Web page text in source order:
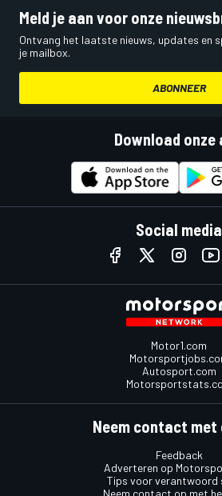
Meld je aan voor onze
Ontvang het laatste nieuws, updates en
je mailbox.
ABONNEER
Download onze
Social media
Motor1.com
Autosport.com
Neem contact met
Feedback
Adverteren op
Tips voor verantwoord
Neem contact op met